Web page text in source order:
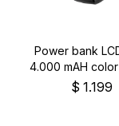
Power bank
4.000 mAH
$ 1.199